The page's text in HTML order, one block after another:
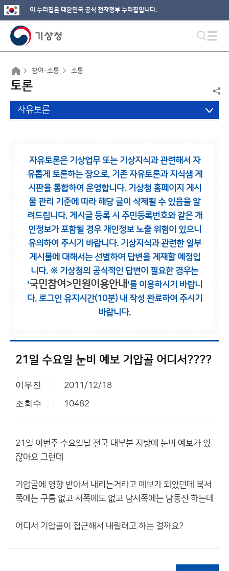
이 누리집은 대한민국 공식 전자정부 누리집입니다.
참여·소통 소통
토론
자유토론
자유토론은 기상업무 또는 기상지식과 관련해서 자
유롭게 토론하는 장으로, 기존 자유토론과 지식샘 게
시판을 통합하여 운영합니다. 기상청 홈페이지 게시
물 관리 기준에 따라 해당 글이 삭제될 수 있음을 알
려드립니다. 게시글 등록 시 주민등록번호와 같은 개
인정보가 포함될 경우 개인정보 노출 위험이 있으니
유의하여 주시기 바랍니다. 기상지식과 관련한 일부
게시물에 대해서는 선별하여 답변을 게재할 예정입
니다. ※ 기상청의 공식적인 답변이 필요한 경우는
'국민참여>민원이용안내 '를 이용하시기 바랍니
다. 로그인 유지시간(10분) 내 작성 완료하여 주시기
바랍니다.
21일 수요일 눈비 예보 기압골 어디서????
이우진 2011/12/18
조회수 10482
21일 이번주 수요일날 전국 대부분 지방에 눈비 예보가 있
잖아요 그런데
기압골에 영향 받아서 내리는거라고 예보가 되있던데 북서
쪽에는 구름 없고 서쪽에도 없고 남서쪽에는 남동진 하는데
어디서 기압골이 접근해서 내릴려고 하는 걸까요?